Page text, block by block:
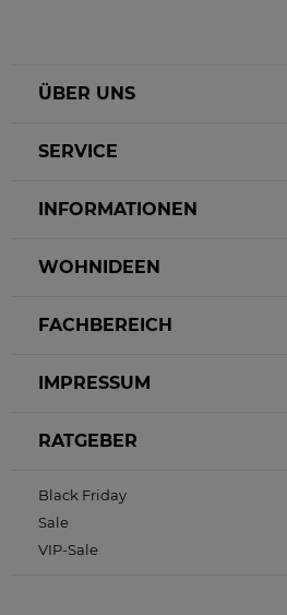
ÜBER UNS
SERVICE
INFORMATIONEN
WOHNIDEEN
FACHBEREICH
IMPRESSUM
RATGEBER
Black Friday
Sale
VIP-Sale